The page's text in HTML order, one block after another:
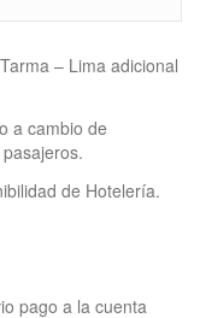
– Lima adicional
a cambio de
de Hotelería.
pago a la cuenta